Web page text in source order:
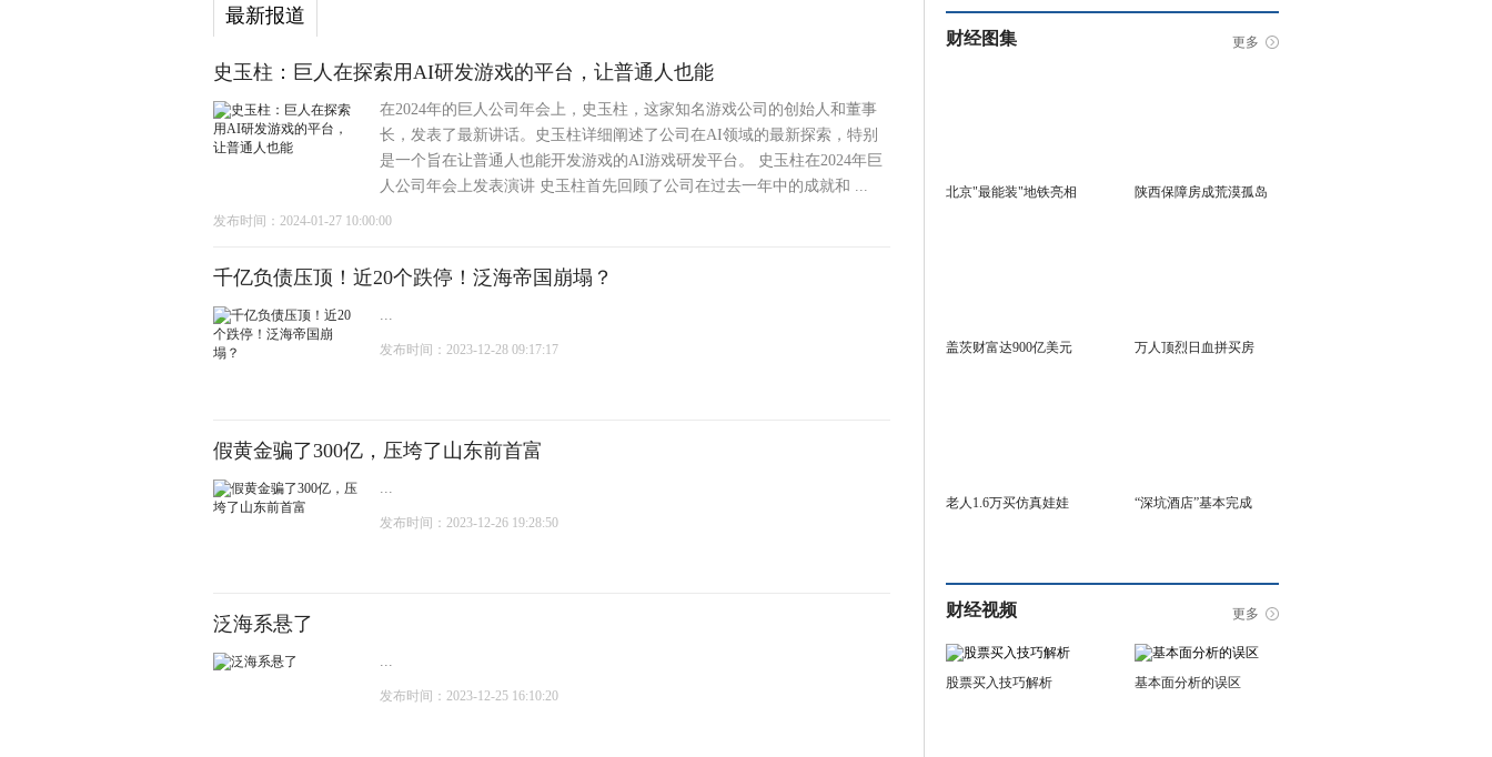
最新报道
史玉柱：巨人在探索用AI研发游戏的平台，让普通人也能
在2024年的巨人公司年会上，史玉柱，这家知名游戏公司的创始人和董事
长，发表了最新讲话。史玉柱详细阐述了公司在AI领域的最新探索，特别
是一个旨在让普通人也能开发游戏的AI游戏研发平台。 史玉柱在2024年巨
人公司年会上发表演讲 史玉柱首先回顾了公司在过去一年中的成就和 ...
发布时间：2024-01-27 10:00:00
千亿负债压顶！近20个跌停！泛海帝国崩塌？
...
发布时间：2023-12-28 09:17:17
假黄金骗了300亿，压垮了山东前首富
...
发布时间：2023-12-26 19:28:50
泛海系悬了
...
发布时间：2023-12-25 16:10:20
财经图集 更多
北京"最能装"地铁亮相 陕西保障房成荒漠孤岛
盖茨财富达900亿美元 万人顶烈日血拼买房
老人1.6万买仿真娃娃 “深坑酒店”基本完成
财经视频 更多
股票买入技巧解析 基本面分析的误区